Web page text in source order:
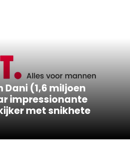
Dani (1,6 miljoen
impressionante
met snikhete